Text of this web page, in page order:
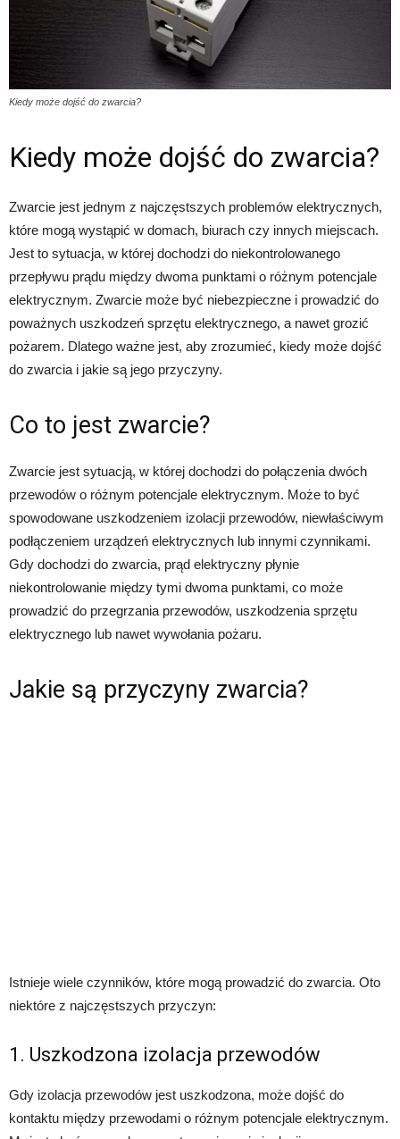
Kiedy może dojść do zwarcia?
Kiedy może dojść do zwarcia?
Zwarcie jest jednym z najczęstszych problemów elektrycznych,
które mogą wystąpić w domach, biurach czy innych miejscach.
Jest to sytuacja, w której dochodzi do niekontrolowanego
przepływu prądu między dwoma punktami o różnym potencjale
elektrycznym. Zwarcie może być niebezpieczne i prowadzić do
poważnych uszkodzeń sprzętu elektrycznego, a nawet grozić
pożarem. Dlatego ważne jest, aby zrozumieć, kiedy może dojść
do zwarcia i jakie są jego przyczyny.
Co to jest zwarcie?
Zwarcie jest sytuacją, w której dochodzi do połączenia dwóch
przewodów o różnym potencjale elektrycznym. Może to być
spowodowane uszkodzeniem izolacji przewodów, niewłaściwym
podłączeniem urządzeń elektrycznych lub innymi czynnikami.
Gdy dochodzi do zwarcia, prąd elektryczny płynie
niekontrolowanie między tymi dwoma punktami, co może
prowadzić do przegrzania przewodów, uszkodzenia sprzętu
elektrycznego lub nawet wywołania pożaru.
Jakie są przyczyny zwarcia?
Istnieje wiele czynników, które mogą prowadzić do zwarcia. Oto
niektóre z najczęstszych przyczyn:
1. Uszkodzona izolacja przewodów
Gdy izolacja przewodów jest uszkodzona, może dojść do
kontaktu między przewodami o różnym potencjale elektrycznym.